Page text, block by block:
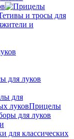
и тросы для
и
для луков
для
Прицелы
для луков
для классических